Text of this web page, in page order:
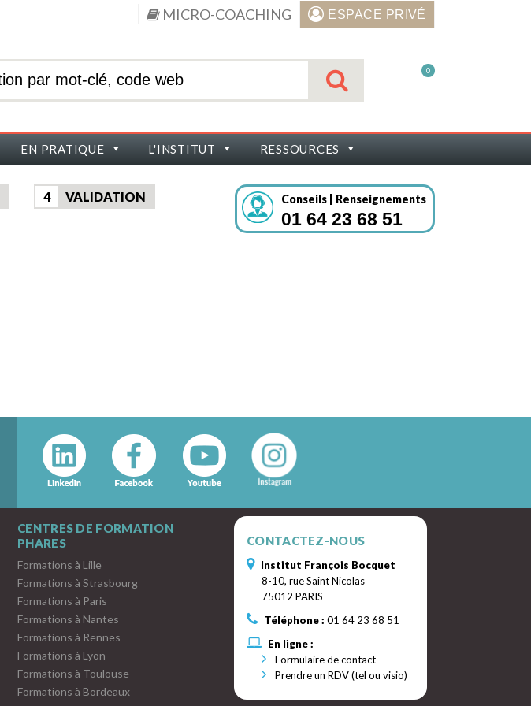
MICRO-COACHING ESPACE PRIVÉ
0
EN PRATIQUE L'INSTITUT RESSOURCES
4 VALIDATION Conseils | Renseignements
01 64 23 68 51
CENTRES DE FORMATION
PHARES
Formations à Lille
Formations à Strasbourg
Formations à Paris
Formations à Nantes
Formations à Rennes
Formations à Lyon
Formations à Toulouse
Formations à Bordeaux
CONTACTEZ-NOUS
Institut François Bocquet
8-10, rue Saint Nicolas
75012 PARIS
Téléphone : 01 64 23 68 51
En ligne :
Formulaire de contact
Prendre un RDV (tel ou visio)